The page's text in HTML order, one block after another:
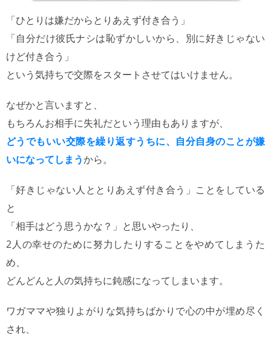
「ひとりは嫌だからとりあえず付き合う」
「自分だけ彼氏ナシは恥ずかしいから、別に好きじゃない
けど付き合う」
という気持ちで交際をスタートさせてはいけません。
なぜかと言いますと、
もちろんお相手に失礼だという理由もありますが、
どうでもいい交際を繰り返すうちに、自分自身のことが嫌
いになってしまうから。
「好きじゃない人ととりあえず付き合う」ことをしている
と
「相手はどう思うかな？」と思いやったり、
2人の幸せのために努力したりすることをやめてしまうた
め、
どんどんと人の気持ちに鈍感になってしまいます。
ワガママや独りよがりな気持ちばかりで心の中が埋め尽く
され、